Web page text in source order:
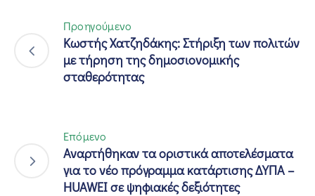
Προηγούμενο
Κωστής Χατζηδάκης: Στήριξη των πολιτών
με τήρηση της δημοσιονομικής
σταθερότητας
Επόμενο
Αναρτήθηκαν τα οριστικά αποτελέσματα
για το νέο πρόγραμμα κατάρτισης ΔΥΠΑ –
HUAWEI σε ψηφιακές δεξιότητες